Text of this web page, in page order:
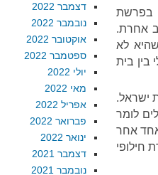
בפרשת
אחרת.
שהיא לא
בין בית
ישראל.
1949. ישראלים יכולים לומר
אחר
חילופי
דצמבר 2022
נובמבר 2022
אוקטובר 2022
ספטמבר 2022
יולי 2022
מאי 2022
אפריל 2022
פברואר 2022
ינואר 2022
דצמבר 2021
נובמבר 2021